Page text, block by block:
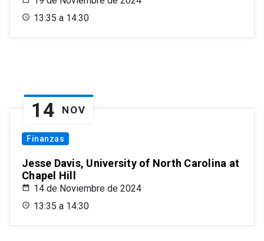
13:35 a 14:30
14 NOV
Finanzas
Jesse Davis, University of North Carolina at
Chapel Hill
14 de Noviembre de 2024
13:35 a 14:30